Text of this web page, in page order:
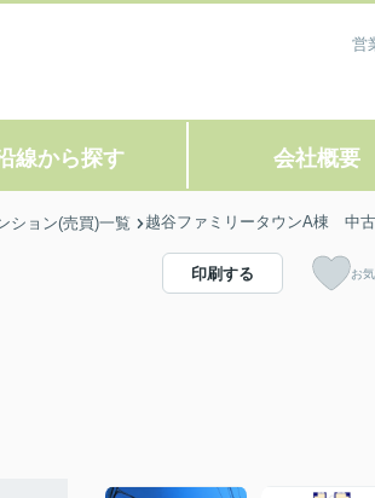
営
線から探す 会社概要
ション(売買)一覧 越谷ファミリータウンA棟 中
印刷する お